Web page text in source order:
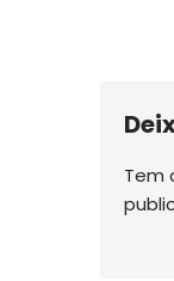
Tem